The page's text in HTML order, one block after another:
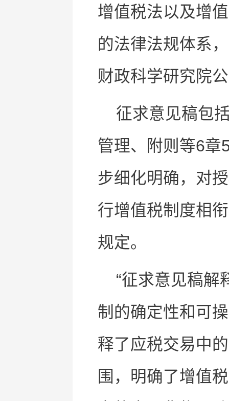
增值税法以及增
的法律法规体系
财政科学研究院
征求意见稿包
管理、附则等6章
步细化明确，对
行增值税制度相
规定。
“征求意见稿解
制的确定性和可
释了应税交易中
围，明确了增值